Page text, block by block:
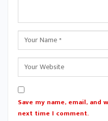
Save my name, email,
next time I comment.